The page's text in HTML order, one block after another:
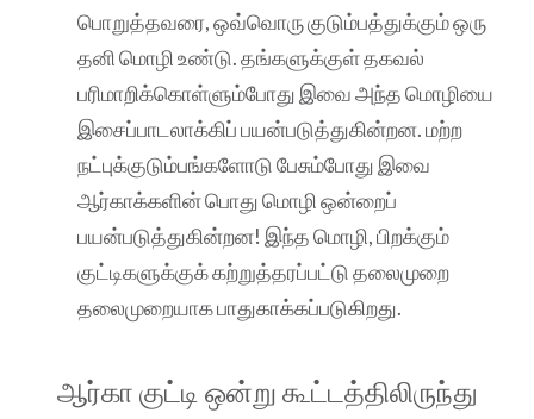
பொறுத்தவரை, ஒவ்வொரு குடும்பத்துக்கும் ஒரு
தனி மொழி உண்டு. தங்களுக்குள் தகவல்
பரிமாறிக்கொள்ளும்போது இவை அந்த மொழியை
இசைப்பாடலாக்கிப் பயன்படுத்துகின்றன. மற்ற
நட்புக்குடும்பங்களோடு பேசும்போது இவை
ஆர்காக்களின் பொது மொழி ஒன்றைப்
பயன்படுத்துகின்றன! இந்த மொழி, பிறக்கும்
குட்டிகளுக்குக் கற்றுத்தரப்பட்டு தலைமுறை
தலைமுறையாக பாதுகாக்கப்படுகிறது.
ஆர்கா குட்டி ஒன்று கூட்டத்திலிருந்து